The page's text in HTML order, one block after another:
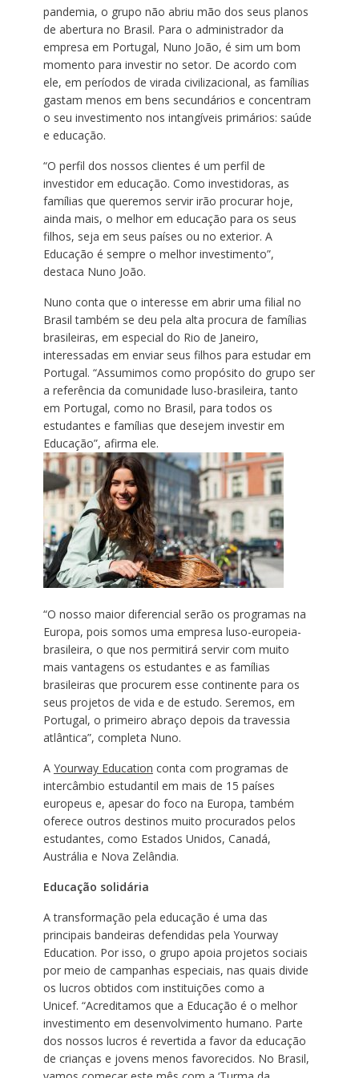
pandemia, o grupo não abriu mão dos seus planos
de abertura no Brasil. Para o administrador da
empresa em Portugal, Nuno João, é sim um bom
momento para investir no setor. De acordo com
ele, em períodos de virada civilizacional, as famílias
gastam menos em bens secundários e concentram
o seu investimento nos intangíveis primários: saúde
e educação.
“O perfil dos nossos clientes é um perfil de
investidor em educação. Como investidoras, as
famílias que queremos servir irão procurar hoje,
ainda mais, o melhor em educação para os seus
filhos, seja em seus países ou no exterior. A
Educação é sempre o melhor investimento”,
destaca Nuno João.
Nuno conta que o interesse em abrir uma filial no
Brasil também se deu pela alta procura de famílias
brasileiras, em especial do Rio de Janeiro,
interessadas em enviar seus filhos para estudar em
Portugal. “Assumimos como propósito do grupo ser
a referência da comunidade luso-brasileira, tanto
em Portugal, como no Brasil, para todos os
estudantes e famílias que desejem investir em
Educação”, afirma ele.
“O nosso maior diferencial serão os programas na
Europa, pois somos uma empresa luso-europeia-
brasileira, o que nos permitirá servir com muito
mais vantagens os estudantes e as famílias
brasileiras que procurem esse continente para os
seus projetos de vida e de estudo. Seremos, em
Portugal, o primeiro abraço depois da travessia
atlântica”, completa Nuno.
A Yourway Education conta com programas de
intercâmbio estudantil em mais de 15 países
europeus e, apesar do foco na Europa, também
oferece outros destinos muito procurados pelos
estudantes, como Estados Unidos, Canadá,
Austrália e Nova Zelândia.
Educação solidária
A transformação pela educação é uma das
principais bandeiras defendidas pela Yourway
Education. Por isso, o grupo apoia projetos sociais
por meio de campanhas especiais, nas quais divide
os lucros obtidos com instituições como a
Unicef. “Acreditamos que a Educação é o melhor
investimento em desenvolvimento humano. Parte
dos nossos lucros é revertida a favor da educação
de crianças e jovens menos favorecidos. No Brasil,